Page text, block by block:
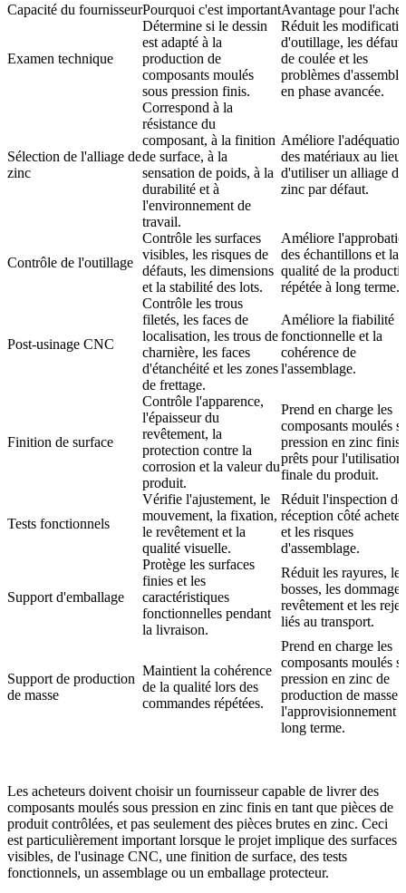
Capacité du fournisseurPourquoi c'est importantAvantage pour
Examen technique
Détermine si le dessin
est adapté à la
production de
composants moulés
sous pression finis.
Réduit les
d'outillage, les défauts
de coulée et les
problèmes
en phase avancée.
Sélection de l'alliage de
zinc
Correspond à la
résistance du
composant, à la finition
de surface, à la
sensation de poids, à la
durabilité et à
l'environnement de
travail.
Améliore l'adéquation
des matériaux au lieu
d'utiliser un alliage de
zinc par défaut.
Contrôle de l'outillage
Contrôle les surfaces
visibles, les risques de
défauts, les dimensions
et la stabilité des lots.
Améliore
des échantillons et la
qualité de la
répétée à long terme.
Post-usinage CNC
Contrôle les trous
filetés, les faces de
localisation, les trous de
charnière, les faces
d'étanchéité et les zones
de frettage.
Améliore la fiabilité
fonctionnelle et la
cohérence de
l'assemblage.
Finition de surface
Contrôle l'apparence,
l'épaisseur du
revêtement, la
protection contre la
corrosion et la valeur du
produit.
Prend en charge les
composants moulés
pression en zinc finis
prêts pour l'utilisation
finale du produit.
Tests fonctionnels
Vérifie l'ajustement, le
mouvement, la fixation,
le revêtement et la
qualité visuelle.
Réduit l'inspection de
réception côté
et les risques
d'assemblage.
Support d'emballage
Protège les surfaces
finies et les
caractéristiques
fonctionnelles pendant
la livraison.
Réduit les rayures, les
bosses, les
revêtement et les
liés au transport.
Support de production
de masse
Maintient la cohérence
de la qualité lors des
commandes répétées.
Prend en charge les
composants moulés
pression en zinc de
production de masse
l'approvisionnement à
long terme.
Les acheteurs doivent choisir un fournisseur capable de livrer des
composants moulés sous pression en zinc finis en tant que pièces de
produit contrôlées, et pas seulement des pièces brutes en zinc. Ceci
est particulièrement important lorsque le projet implique des surfaces
visibles, de l'usinage CNC, une finition de surface, des tests
fonctionnels, un assemblage ou un emballage protecteur.